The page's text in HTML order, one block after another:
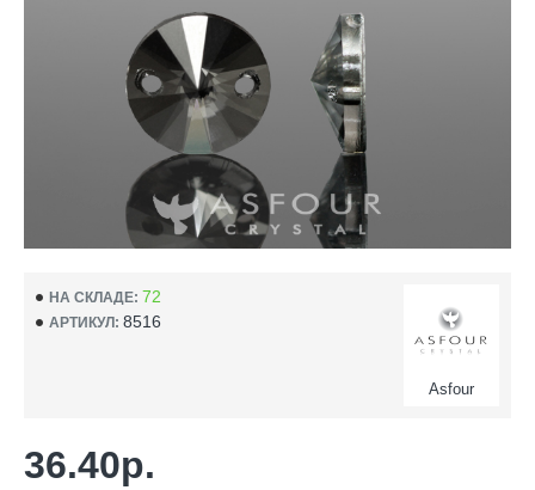
НА СКЛАДЕ: 72
АРТИКУЛ: 8516
Asfour
36.40р.